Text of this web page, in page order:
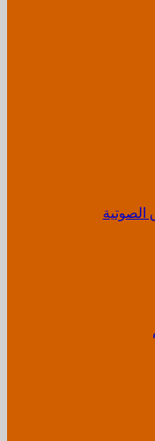
الصوتية